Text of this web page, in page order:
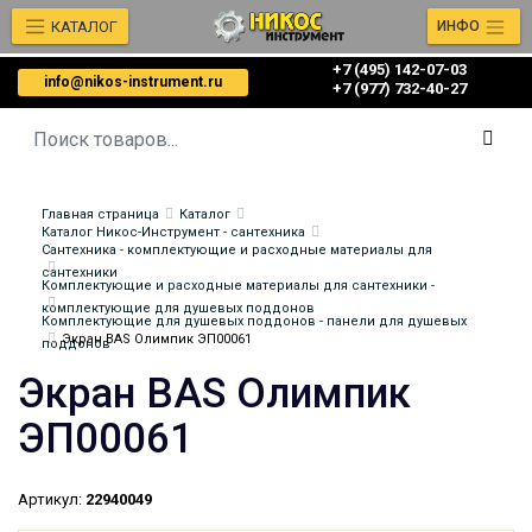
info@nikos-instrument.ru
+7 (495) 142-07-03
‎‎+7 (977) 732-40-27
КАТАЛОГ ИНФО
Главная страница
Каталог
Каталог Никос-Инструмент - сантехника
Сантехника - комплектующие и расходные материалы для
сантехники
Комплектующие и расходные материалы для сантехники -
комплектующие для душевых поддонов
Комплектующие для душевых поддонов - панели для душевых
поддонов
Экран BAS Олимпик ЭП00061
Экран BAS Олимпик
ЭП00061
Артикул: 22940049